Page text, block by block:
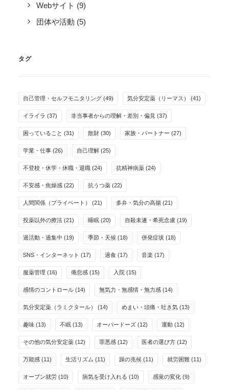
Webサイト (9)
団体や活動 (5)
タグ
自己管理・セルフモニタリング (49) 気分安定薬（リーマス） (41)
イライラ (37) 非当事者からの理解・差別・偏見 (37)
困っていること (31) 散財 (30) 家族・パートナー (27)
学業・仕事 (26) 自己理解 (25)
不登校・休学・休職・退職 (24) 抗精神病薬 (24)
不安感・焦燥感 (22) 抗うつ薬 (22)
人間関係（プライベート） (21) 多弁・気分の高揚 (21)
投薬以外の療法 (21) 睡眠 (20) 自殺未遂・希死念慮 (19)
過活動・過集中 (19) 季節・天候 (18) 併発症状 (18)
SNS・インターネット (17) 過食 (17) 音楽 (17)
服薬管理 (16) 倦怠感 (15) 入院 (15)
感情のコントロール (14) 無気力・無感情・無力感 (14)
気分安定薬（ラミクタール） (14) めまい・頭痛・吐き気 (13)
趣味 (13) 不眠 (13) オーバードーズ (12) 運動 (12)
その他の気分安定薬 (12) 罪悪感 (12) 医者の選び方 (12)
万能感 (11) 生活リズム (11) 躁の兆候 (11) 就労困難 (11)
オープン就労 (10) 病気を受け入れる (10) 感覚の変化 (9)